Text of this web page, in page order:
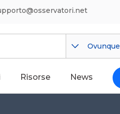
Ovunque
Risorse News